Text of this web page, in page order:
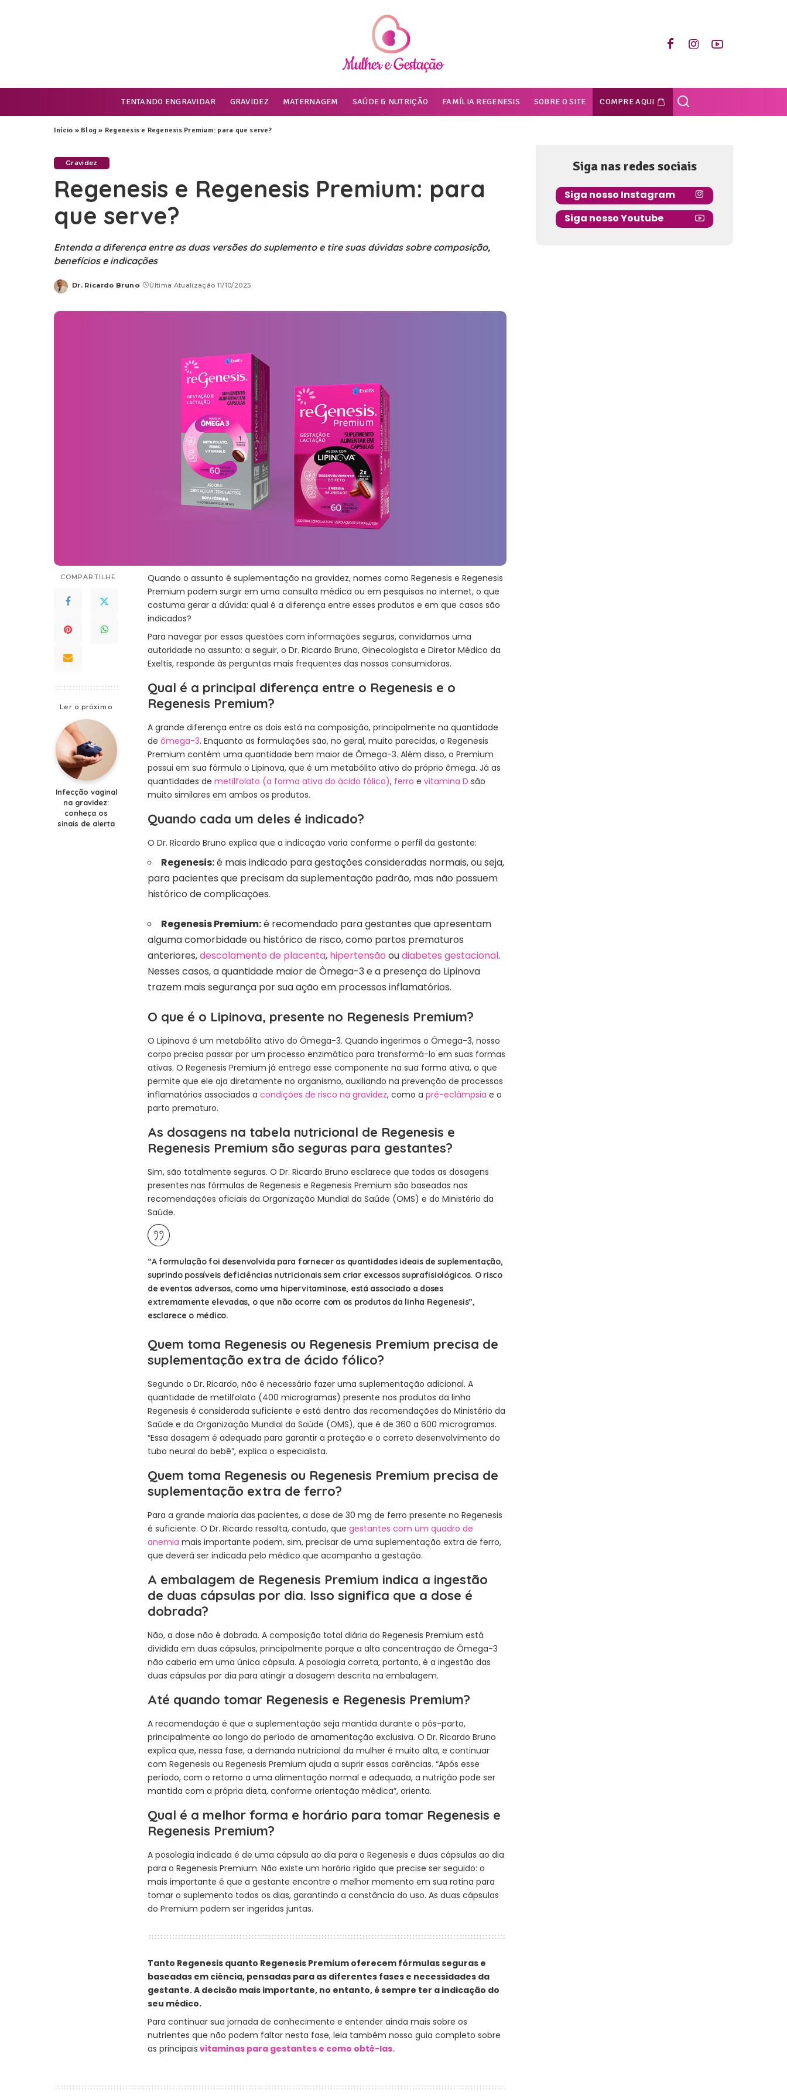
TENTANDO ENGRAVIDAR GRAVIDEZ MATERNAGEM SAÚDE & NUTRIÇÃO FAMÍLIA REGENESIS SOBRE O SITE COMPRE AQUI
Início » Blog » Regenesis e Regenesis Premium: para que serve?
Gravidez
Regenesis e Regenesis Premium: para
que serve?
Entenda a diferença entre as duas versões do suplemento e tire suas dúvidas sobre composição,
benefícios e indicações
Posted
Dr. Ricardo Bruno Última Atualização 11/10/2025
COMPARTILHE
Ler o próximo
Infecção vaginal
na gravidez:
conheça os
sinais de alerta
Quando o assunto é suplementação na gravidez, nomes como Regenesis e Regenesis
Premium podem surgir em uma consulta médica ou em pesquisas na internet, o que
costuma gerar a dúvida: qual é a diferença entre esses produtos e em que casos são
indicados?
Para navegar por essas questões com informações seguras, convidamos uma
autoridade no assunto: a seguir, o Dr. Ricardo Bruno, Ginecologista e Diretor Médico da
Exeltis, responde às perguntas mais frequentes das nossas consumidoras.
Qual é a principal diferença entre o Regenesis e o
Regenesis Premium?
A grande diferença entre os dois está na composição, principalmente na quantidade
de ômega-3. Enquanto as formulações são, no geral, muito parecidas, o Regenesis
Premium contém uma quantidade bem maior de Ômega-3. Além disso, o Premium
possui em sua fórmula o Lipinova, que é um metabólito ativo do próprio ômega. Já as
quantidades de metilfolato (a forma ativa do ácido fólico), ferro e vitamina D são
muito similares em ambos os produtos.
Quando cada um deles é indicado?
O Dr. Ricardo Bruno explica que a indicação varia conforme o perfil da gestante:
Regenesis:é mais indicado para gestações consideradas normais, ou seja,
para pacientes que precisam da suplementação padrão, mas não possuem
histórico de complicações.
Regenesis Premium:é recomendado para gestantes que apresentam
alguma comorbidade ou histórico de risco, como partos prematuros
anteriores,descolamento de placenta, hipertensão oudiabetes gestacional.
Nesses casos, a quantidade maior de Ômega-3 e a presença do Lipinova
trazem mais segurança por sua ação em processos inflamatórios.
O que é o Lipinova, presente no Regenesis Premium?
O Lipinova é um metabólito ativo do Ômega-3. Quando ingerimos o Ômega-3, nosso
corpo precisa passar por um processo enzimático para transformá-lo em suas formas
ativas. O Regenesis Premium já entrega esse componente na sua forma ativa, o que
permite que ele aja diretamente no organismo, auxiliando na prevenção de processos
inflamatórios associados a condições de risco na gravidez, como a pré-eclâmpsia e o
parto prematuro.
As dosagens na tabela nutricional de Regenesis e
Regenesis Premium são seguras para gestantes?
Sim, são totalmente seguras. O Dr. Ricardo Bruno esclarece que todas as dosagens
presentes nas fórmulas de Regenesis e Regenesis Premium são baseadas nas
recomendações oficiais da Organização Mundial da Saúde (OMS) e do Ministério da
Saúde.
“A formulação foi desenvolvida para fornecer as quantidades ideais de suplementação,
suprindo possíveis deficiências nutricionais sem criar excessos suprafisiológicos. O risco
de eventos adversos, como uma hipervitaminose, está associado a doses
extremamente elevadas, o que não ocorre com os produtos da linha Regenesis”,
esclarece o médico.
Quem toma Regenesis ou Regenesis Premium precisa de
suplementação extra de ácido fólico?
Segundo o Dr. Ricardo, não é necessário fazer uma suplementação adicional. A
quantidade de metilfolato (400 microgramas) presente nos produtos da linha
Regenesis é considerada suficiente e está dentro das recomendações do Ministério da
Saúde e da Organização Mundial da Saúde (OMS), que é de 360 a 600 microgramas.
“Essa dosagem é adequada para garantir a proteção e o correto desenvolvimento do
tubo neural do bebê”, explica o especialista.
Quem toma Regenesis ou Regenesis Premium precisa de
suplementação extra de ferro?
Para a grande maioria das pacientes, a dose de 30 mg de ferro presente no Regenesis
é suficiente. O Dr. Ricardo ressalta, contudo, que gestantes com um quadro de
anemia mais importante podem, sim, precisar de uma suplementação extra de ferro,
que deverá ser indicada pelo médico que acompanha a gestação.
A embalagem de Regenesis Premium indica a ingestão
de duas cápsulas por dia. Isso significa que a dose é
dobrada?
Não, a dose não é dobrada. A composição total diária do Regenesis Premium está
dividida em duas cápsulas, principalmente porque a alta concentração de Ômega-3
não caberia em uma única cápsula. A posologia correta, portanto, é a ingestão das
duas cápsulas por dia para atingir a dosagem descrita na embalagem.
Até quando tomar Regenesis e Regenesis Premium?
A recomendação é que a suplementação seja mantida durante o pós-parto,
principalmente ao longo do período de amamentação exclusiva. O Dr. Ricardo Bruno
explica que, nessa fase, a demanda nutricional da mulher é muito alta, e continuar
com Regenesis ou Regenesis Premium ajuda a suprir essas carências. “Após esse
período, com o retorno a uma alimentação normal e adequada, a nutrição pode ser
mantida com a própria dieta, conforme orientação médica”, orienta.
Qual é a melhor forma e horário para tomar Regenesis e
Regenesis Premium?
A posologia indicada é de uma cápsula ao dia para o Regenesis e duas cápsulas ao dia
para o Regenesis Premium. Não existe um horário rígido que precise ser seguido: o
mais importante é que a gestante encontre o melhor momento em sua rotina para
tomar o suplemento todos os dias, garantindo a constância do uso. As duas cápsulas
do Premium podem ser ingeridas juntas.
Tanto Regenesis quanto Regenesis Premium oferecem fórmulas seguras e
baseadas em ciência, pensadas para as diferentes fases e necessidades da
gestante. A decisão mais importante, no entanto, é sempre ter a indicação do
seu médico.
Para continuar sua jornada de conhecimento e entender ainda mais sobre os
nutrientes que não podem faltar nesta fase, leia também nosso guia completo sobre
as principais vitaminas para gestantes e como obtê-las.
Siga nas redes sociais
Siga nosso Instagram
Siga nosso Youtube